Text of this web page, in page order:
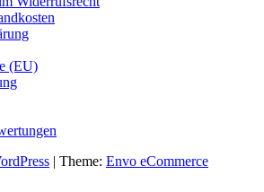
(EU)
| Theme: Envo eCommerce